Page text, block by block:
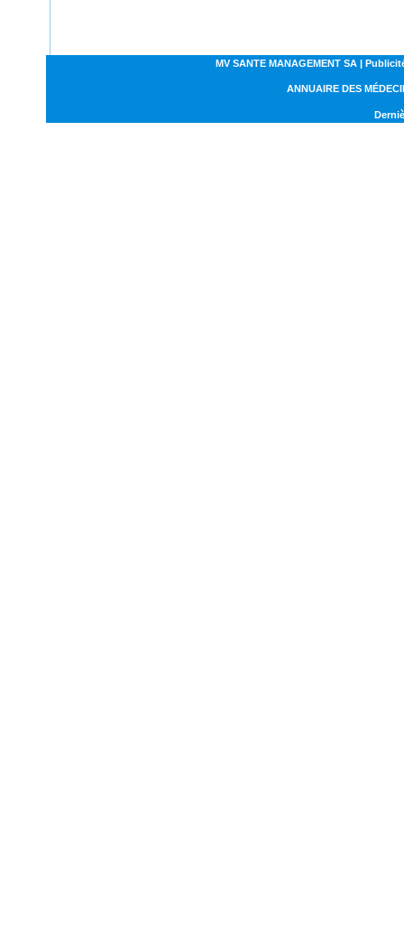
MV SANTE MANAGEMENT SA |
ANNUAIRE DES